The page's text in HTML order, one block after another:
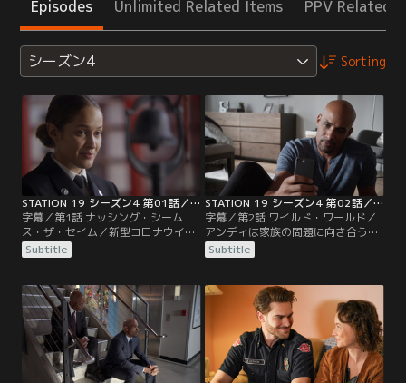
Episodes Unlimited Related Items PPV Related
シーズン4 Sorting
STATION 19 シーズン4 第01話／字幕
字幕／第1話 ナッシング・シーム
ス・ザ・セイム／新型コロナウイル
スのパンデミックを乗り越えよう
と、隊員たちは互いに支え合う。ア
だはずの母が突如現れ戸惑う。そん
な中、ある若者たちが誤って山火事
を発生させてしまう。
Subtitle
STATION 19 シーズン4 第02話／字幕
字幕／第2話 ワイルド・ワールド／
アンディは家族の問題に向き合うた
めに休みを取る。マヤとカリーナは
新型コロナウイルスによる外出制限
持しようと最善を尽くす。サリヴァ
ンは禁酒に努める。
Subtitle